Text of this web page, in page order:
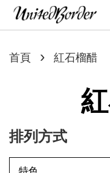
首頁 › 紅石榴醋
排列方式